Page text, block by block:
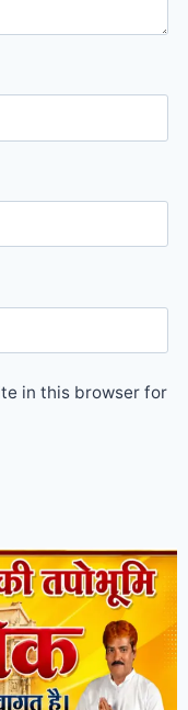
in this browser for